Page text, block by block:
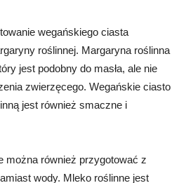
wegańskiego ciasta
roślinnej. Margaryna roślinna
jest podobny do masła, ale nie
zwierzęcego. Wegańskie ciasto
jest również smaczne i
można również przygotować z
wody. Mleko roślinne jest